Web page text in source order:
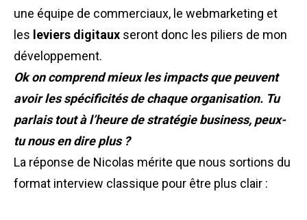
une équipe de commerciaux, le webmarketing et
les leviers digitaux seront donc les piliers de mon
développement.
Ok on comprend mieux les impacts que peuvent
avoir les spécificités de chaque organisation. Tu
parlais tout à l’heure de stratégie business, peux-
tu nous en dire plus ?
La réponse de Nicolas mérite que nous sortions du
format interview classique pour être plus clair :